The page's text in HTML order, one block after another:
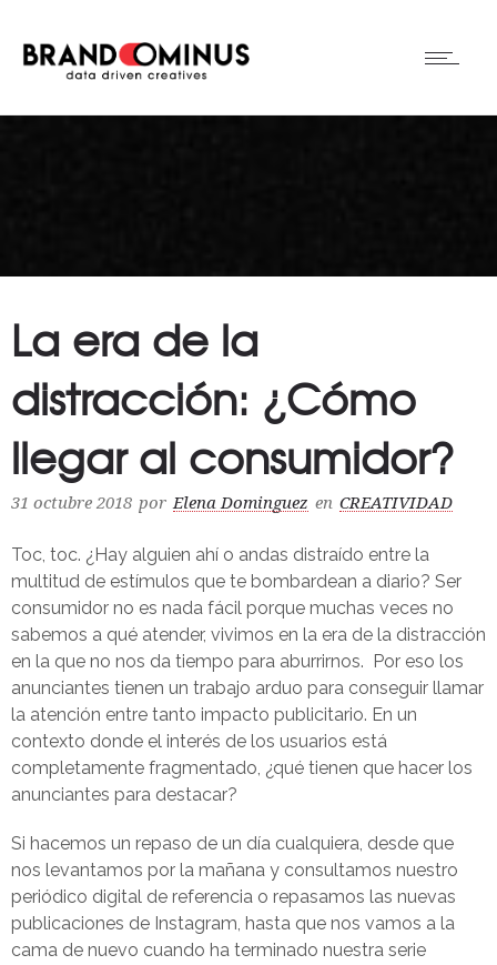
La era de la
distracción: ¿Cómo
llegar al consumidor?
31 octubre 2018 por Elena Dominguez en CREATIVIDAD
Toc, toc. ¿Hay alguien ahí o andas distraído entre la
multitud de estímulos que te bombardean a diario? Ser
consumidor no es nada fácil porque muchas veces no
sabemos a qué atender, vivimos en la era de la distracción
en la que no nos da tiempo para aburrirnos. Por eso los
anunciantes tienen un trabajo arduo para conseguir llamar
la atención entre tanto impacto publicitario. En un
contexto donde el interés de los usuarios está
completamente fragmentado, ¿qué tienen que hacer los
anunciantes para destacar?
Si hacemos un repaso de un día cualquiera, desde que
nos levantamos por la mañana y consultamos nuestro
periódico digital de referencia o repasamos las nuevas
publicaciones de Instagram, hasta que nos vamos a la
cama de nuevo cuando ha terminado nuestra serie